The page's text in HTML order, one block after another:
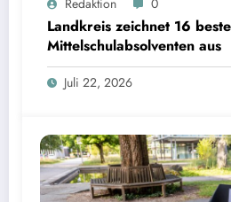
Redaktion 0
Landkreis zeichnet 16 beste
Mittelschulabsolventen aus
Juli 22, 2026